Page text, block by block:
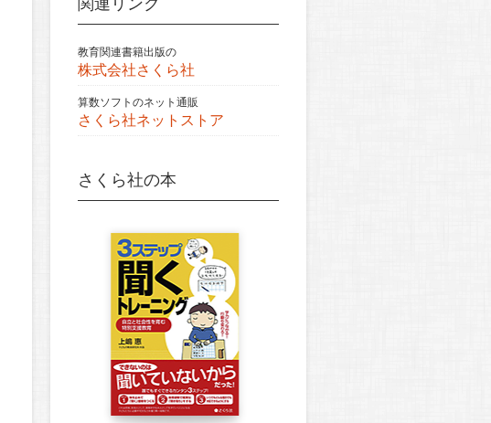
関連リンク
教育関連書籍出版の
株式会社さくら社
算数ソフトのネット通販
さくら社ネットストア
さくら社の本